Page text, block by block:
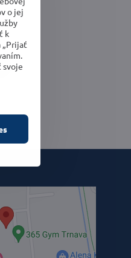
E-
o jej
k
„Prijať
svoje